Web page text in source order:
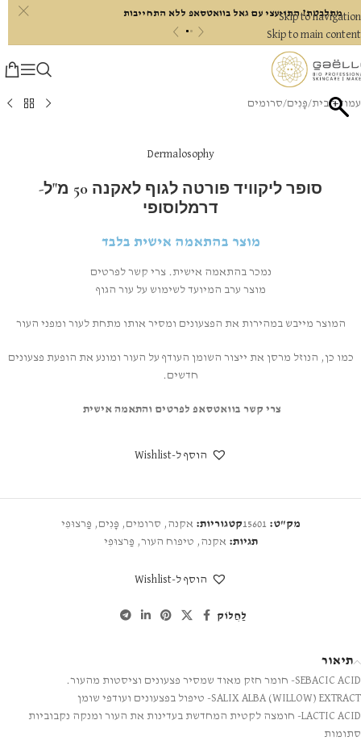
מתלבטת? התייעצי עם גאל בוואטסאפ ללא התחייבות
c
Skip to navigation
Skip to main content
עמוד הבית/פָּנִים/סרומים
Dermalosophy
סופר ליקוויד פורטה לגוף לאקנה 50 מ"ל-
דרמלוסופי
מוצר בהתאמה אישית בלבד
נמכר בהתאמה אישית. צרי קשר לפרטים
מוצר ערב המיועד לשימוש על עור הגוף
המוצר מייבש במהירות את הפצעונים ומסיר אותו מתחת לעור ומפני העור
כמו כן, הנוזל מרסן את ייצור השומן העודף על העור ומונע את הופעת פצעונים
חדשים.
צרי קשר בוואטסאפ לפרטים והתאמה אישית
הוסף ל-Wishlist
מק"ט: 15601קטגוריות: אקנה , סרומים , פָּנִים , פַּרצוּפִי
תגיות: אקנה , טיפוח העור, פַּרצוּפִי
הוסף ל-Wishlist
לַחֲלוֹק
תיאור
SEBACIC ACID- חומר חזק מאוד שמסיר פצעונים וציסטות מהעור.
SALIX ALBA (WILLOW) EXTRACT- טיפול בפצעונים ועודפי שומן
LACTIC ACID- חומצה לקטית המחדשת בעדינות את העור ומנקה נקבוביות
סתומות